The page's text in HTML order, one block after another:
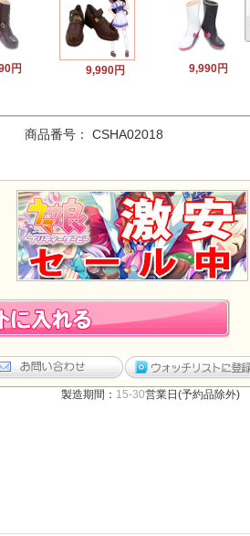
円 9,990円 9,990円
商品番号： CSHA02018
製造期間： 15-30営業日(予約品除外)